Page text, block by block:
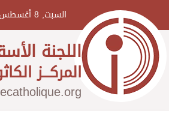
السبت, 8 أغسطس, 2026
اللجنة
المركـــز